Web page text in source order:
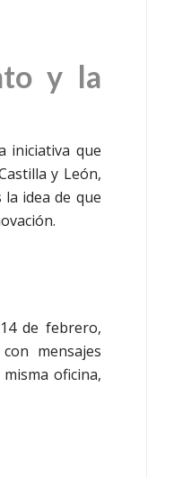
y la
iniciativa que
y León,
idea de que
de febrero,
mensajes
oficina,